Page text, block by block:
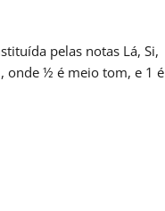
pelas notas Lá, Si,
onde ½ é meio tom, e 1 é